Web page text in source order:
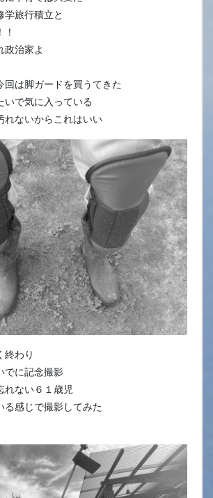
学旅行積立と
政治家よ
回は脚ガードを買うてきた
いで気に入っている
れないからこれはいい
終わり
でに記念撮影
れない６１歳児
る感じで撮影してみた